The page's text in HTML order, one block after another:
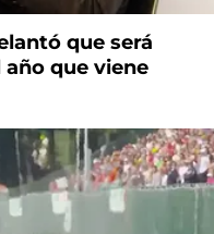
que será
que viene